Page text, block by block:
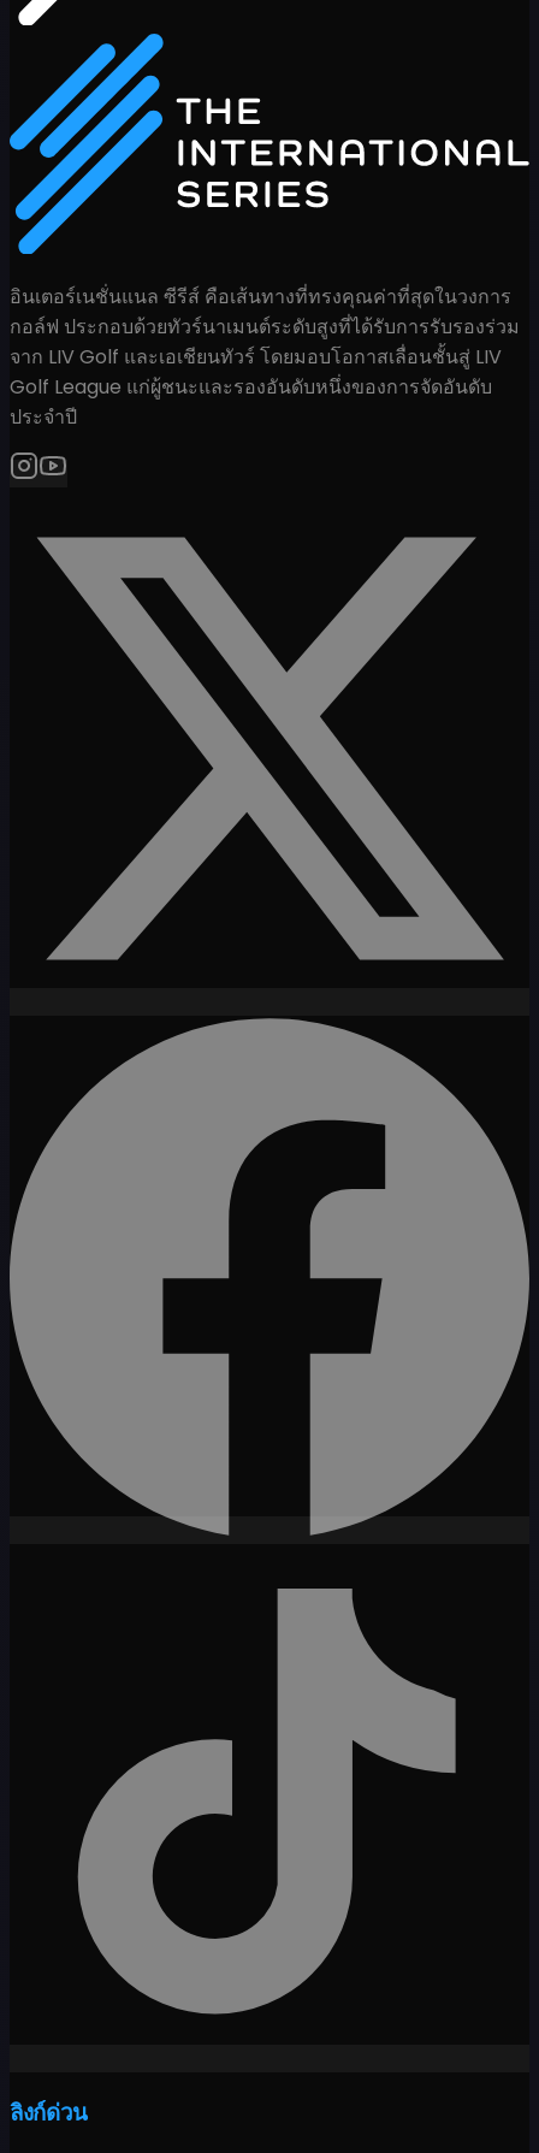
อินเตอร์เนชั่นแนล ซีรีส์ คือเส้นทางที่ทรงคุณค่าที่สุดในวงการ
กอล์ฟ ประกอบด้วยทัวร์นาเมนต์ระดับสูงที่ได้รับการรับรองร่วม
จาก LIV Golf และเอเชียนทัวร์ โดยมอบโอกาสเลื่อนชั้นสู่ LIV
Golf League แก่ผู้ชนะและรองอันดับหนึ่งของการจัดอันดับ
ประจำปี
ลิงก์ด่วน